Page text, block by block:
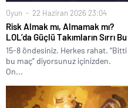
Oyun 22 Haziran 2026 23:04
Risk Almak mı, Almamak mı?
LOL’da Güçlü Takımların Sırrı Bu
15-8 öndesiniz. Herkes rahat. “Bitti
bu maç” diyorsunuz içinizden.
On...